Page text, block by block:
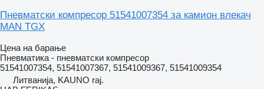
Пневматски компресор 51541007354 за камион влекач
MAN TGX
Цена на барање
Пневматика - пневматски компресор
51541007354, 51541007367, 51541009367, 51541009354
Литванија, KAUNO raj.